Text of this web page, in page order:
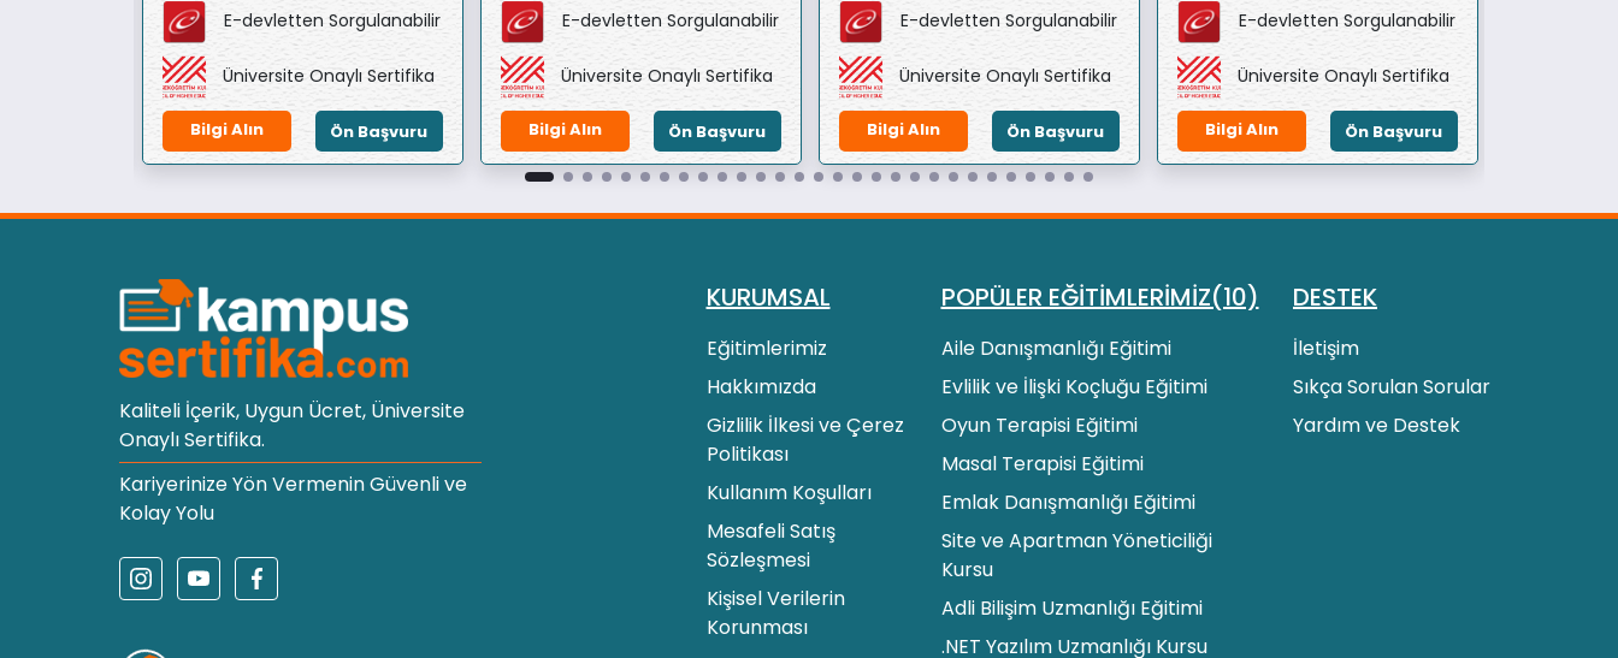
E-devletten Sorgulanabilir
Üniversite Onaylı Sertifika
Bilgi Alın Ön Başvuru
E-devletten Sorgulanabilir
Üniversite Onaylı Sertifika
Bilgi Alın Ön Başvuru
E-devletten Sorgulanabilir
Üniversite Onaylı Sertifika
Bilgi Alın Ön Başvuru
E-devletten Sorgulanabilir
Üniversite Onaylı Sertifika
Bilgi Alın Ön Başvuru
Kaliteli İçerik, Uygun Ücret, Üniversite
Onaylı Sertifika.
Kariyerinize Yön Vermenin Güvenli ve
Kolay Yolu
KURUMSAL
Eğitimlerimiz
Hakkımızda
Gizlilik İlkesi ve Çerez
Politikası
Kullanım Koşulları
Mesafeli Satış
Sözleşmesi
Kişisel Verilerin
Korunması
POPÜLER EĞİTİMLERİMİZ(10)
Aile Danışmanlığı Eğitimi
Evlilik ve İlişki Koçluğu Eğitimi
Oyun Terapisi Eğitimi
Masal Terapisi Eğitimi
Emlak Danışmanlığı Eğitimi
Site ve Apartman Yöneticiliği
Kursu
Adli Bilişim Uzmanlığı Eğitimi
.NET Yazılım Uzmanlığı Kursu
DESTEK
İletişim
Sıkça Sorulan Sorular
Yardım ve Destek